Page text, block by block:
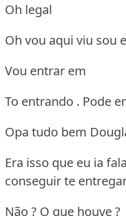
Oh legal
Oh vou aqui viu sou
Vou entrar em
To entrando . Pode
Opa tudo bem
Era isso que eu ia
conseguir te
Não ? O que houve ?